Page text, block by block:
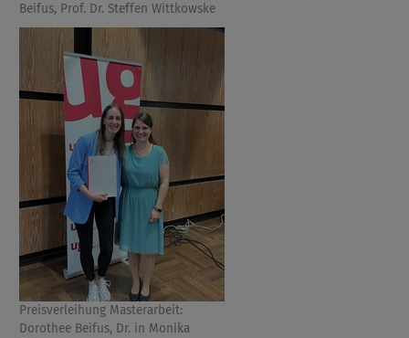
Beifus, Prof. Dr. Steffen Wittkowske
Preisverleihung Masterarbeit:
Dorothee Beifus, Dr. in Monika